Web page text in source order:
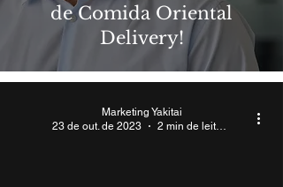
de Comida Oriental
Delivery!
Marketing Yakitai
23 de out. de 2023
2 min de leitura